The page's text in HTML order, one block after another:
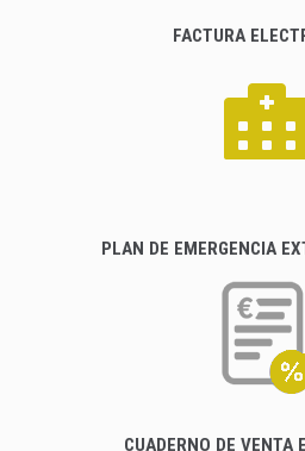
FACTURA
PLAN DE EMERGENCIA
CUADERNO DE VENTA